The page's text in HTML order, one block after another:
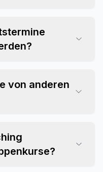
von anderen